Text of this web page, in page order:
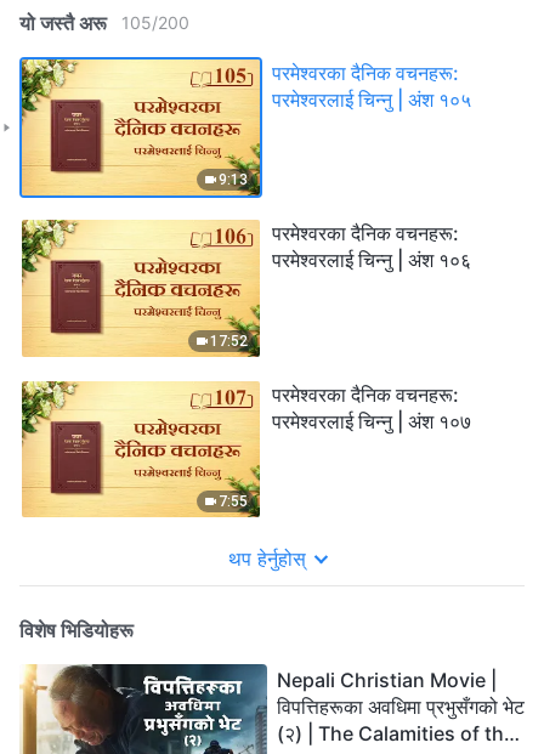
यो जस्तै अरू 105/200
9:13
परमेश्‍वरका दैनिक वचनहरू:
परमेश्‍वरलाई चिन्‍नु | अंश १०५
17:52
परमेश्‍वरका दैनिक वचनहरू:
परमेश्‍वरलाई चिन्‍नु | अंश १०६
7:55
परमेश्‍वरका दैनिक वचनहरू:
परमेश्‍वरलाई चिन्‍नु | अंश १०७
थप हेर्नुहोस्
विशेष भिडियोहरू
Nepali Christian Movie |
विपत्तिहरूका अवधिमा प्रभुसँगको भेट
(२) | The Calamities of the